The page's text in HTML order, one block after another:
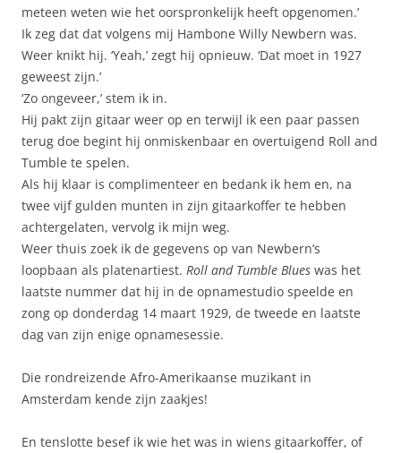
meteen weten wie het oorspronkelijk heeft opgenomen.’
Ik zeg dat dat volgens mij Hambone Willy Newbern was.
Weer knikt hij. ‘Yeah,’ zegt hij opnieuw. ‘Dat moet in 1927
geweest zijn.’
‘Zo ongeveer,’ stem ik in.
Hij pakt zijn gitaar weer op en terwijl ik een paar passen
terug doe begint hij onmiskenbaar en overtuigend Roll and
Tumble te spelen.
Als hij klaar is complimenteer en bedank ik hem en, na
twee vijf gulden munten in zijn gitaarkoffer te hebben
achtergelaten, vervolg ik mijn weg.
Weer thuis zoek ik de gegevens op van Newbern’s
loopbaan als platenartiest. Roll and Tumble Blues was het
laatste nummer dat hij in de opnamestudio speelde en
zong op donderdag 14 maart 1929, de tweede en laatste
dag van zijn enige opnamesessie.
Die rondreizende Afro-Amerikaanse muzikant in
Amsterdam kende zijn zaakjes!
En tenslotte besef ik wie het was in wiens gitaarkoffer, of